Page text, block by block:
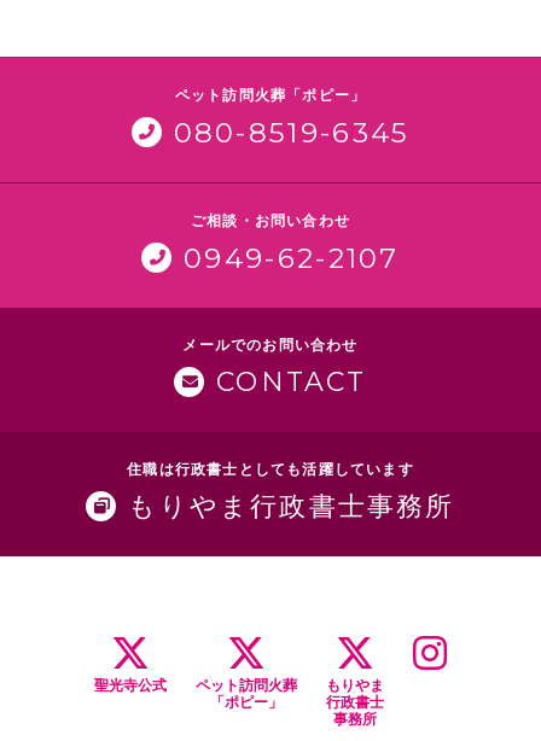
ペット訪問火葬「ポピー」
080-8519-6345
ご相談・お問い合わせ
0949-62-2107
メールでのお問い合わせ
CONTACT
住職は行政書士としても活躍しています
もりやま行政書士事務所
聖光寺公式
ペット訪問火葬
「ポピー」
もりやま
行政書士
事務所